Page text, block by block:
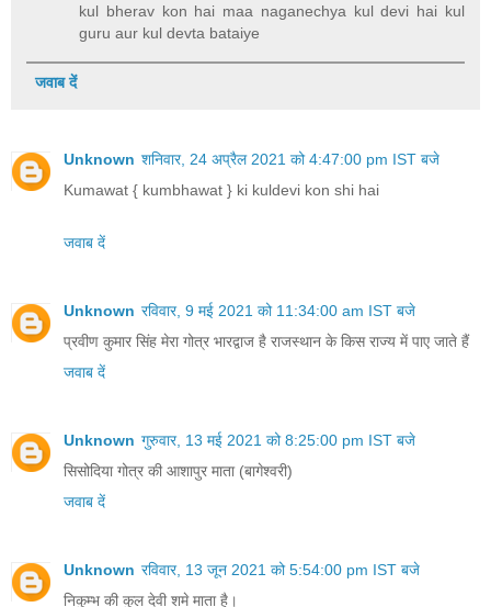
kul bherav kon hai maa naganechya kul devi hai kul
guru aur kul devta bataiye
जवाब दें
Unknown शनिवार, 24 अप्रैल 2021 को 4:47:00 pm IST बजे
Kumawat { kumbhawat } ki kuldevi kon shi hai
जवाब दें
Unknown रविवार, 9 मई 2021 को 11:34:00 am IST बजे
प्रवीण कुमार सिंह मेरा गोत्र भारद्वाज है राजस्थान के किस राज्य में पाए जाते हैं
जवाब दें
Unknown गुरुवार, 13 मई 2021 को 8:25:00 pm IST बजे
सिसोदिया गोत्र की आशापुर माता (बागेश्वरी)
जवाब दें
Unknown रविवार, 13 जून 2021 को 5:54:00 pm IST बजे
निकुम्भ की कुल देवी शमे माता है।